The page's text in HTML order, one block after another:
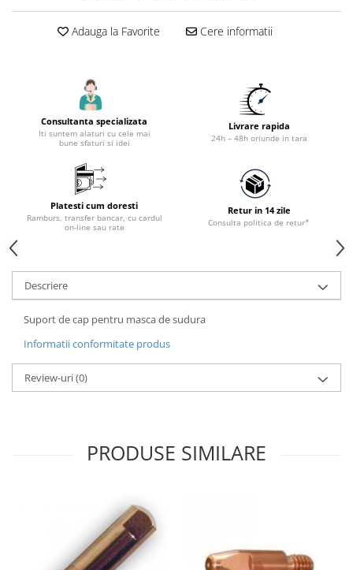
Grupuri de racire cu lichid
Generatoare Uz general
Generatoare Industriale
Generatoare Digitale
Generatoare pentru sudare
Automatizari generatoare
Accesorii generatoare
Generatoare de curent continuu
Statii de alimentare portabile
Utilaje agricole
Motocultoare
Motosape
Motocositoare
Accesorii utilaje agricole
Vehicule utilitare
Masini de tuns gazon
Aparate de spalat cu presiune
Foarfece gard viu
Adauga la Favorite Cere informatii
Consultanta specializata
Iti suntem alaturi cu cele mai
bune sfaturi si idei
Livrare rapida
24h – 48h oriunde in tara
Platesti cum doresti
Ramburs, transfer bancar, cu cardul
on-line sau rate
Retur in 14 zile
Consulta politica de retur*
Descriere
Suport de cap pentru masca de sudura
Informatii conformitate produs
Review-uri(0)
PRODUSE SIMILARE